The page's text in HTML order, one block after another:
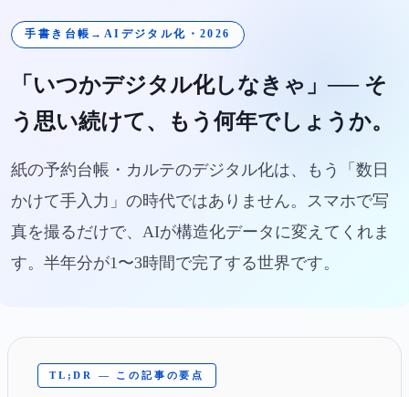
手書き台帳→AIデジタル化・2026
「いつかデジタル化しなきゃ」── そ
う思い続けて、もう何年でしょうか。
紙の予約台帳・カルテのデジタル化は、もう「数日
かけて手入力」の時代ではありません。スマホで写
真を撮るだけで、AIが構造化データに変えてくれま
す。半年分が1〜3時間で完了する世界です。
TL;DR — この記事の要点